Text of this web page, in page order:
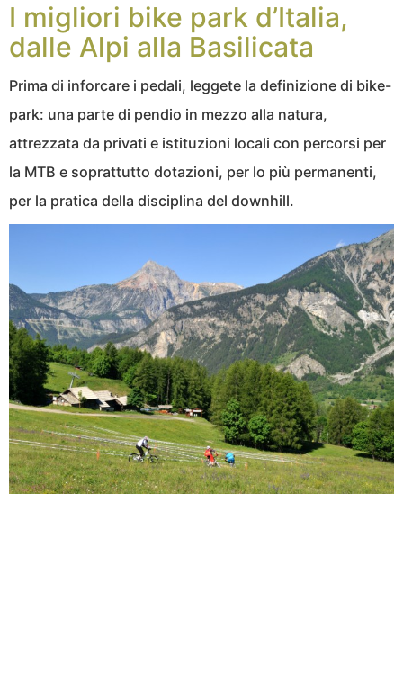
I migliori bike park d’Italia,
dalle Alpi alla Basilicata
Prima di inforcare i pedali, leggete la definizione di bike-
park: una parte di pendio in mezzo alla natura,
attrezzata da privati e istituzioni locali con percorsi per
la MTB e soprattutto dotazioni, per lo più permanenti,
per la pratica della disciplina del downhill.